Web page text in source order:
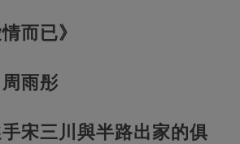
而已》
雨彤
宋三川與半路出家的俱